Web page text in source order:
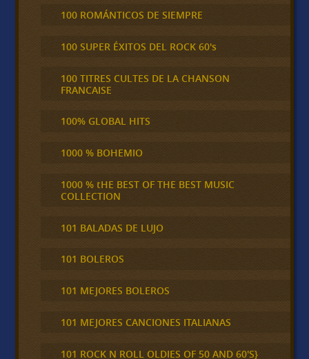
100 ROMÁNTICOS DE SIEMPRE
100 SUPER ÉXITOS DEL ROCK 60's
100 TITRES CULTES DE LA CHANSON
FRANCAISE
100% GLOBAL HITS
1000 % BOHEMIO
1000 % tHE BEST OF THE BEST MUSIC
COLLECTION
101 BALADAS DE LUJO
101 BOLEROS
101 MEJORES BOLEROS
101 MEJORES CANCIONES ITALIANAS
101 ROCK N ROLL OLDIES OF 50 AND 60'S}